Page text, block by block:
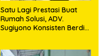
Satu Lagi Prestasi Buat
Rumah Solusi, ADV.
Sugiyono Konsisten Berdiri